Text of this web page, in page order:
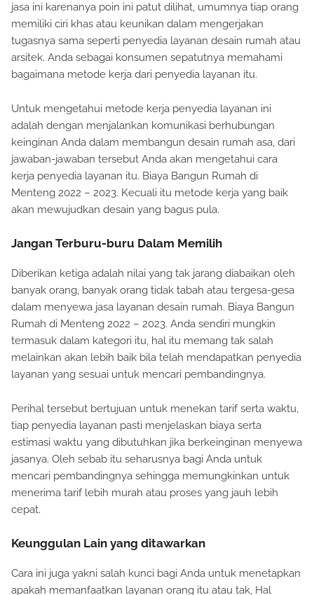
jasa ini karenanya poin ini patut dilihat, umumnya tiap orang
memiliki ciri khas atau keunikan dalam mengerjakan
tugasnya sama seperti penyedia layanan desain rumah atau
arsitek. Anda sebagai konsumen sepatutnya memahami
bagaimana metode kerja dari penyedia layanan itu.
Untuk mengetahui metode kerja penyedia layanan ini
adalah dengan menjalankan komunikasi berhubungan
keinginan Anda dalam membangun desain rumah asa, dari
jawaban-jawaban tersebut Anda akan mengetahui cara
kerja penyedia layanan itu. Biaya Bangun Rumah di
Menteng 2022 – 2023. Kecuali itu metode kerja yang baik
akan mewujudkan desain yang bagus pula.
Jangan Terburu-buru Dalam Memilih
Diberikan ketiga adalah nilai yang tak jarang diabaikan oleh
banyak orang, banyak orang tidak tabah atau tergesa-gesa
dalam menyewa jasa layanan desain rumah. Biaya Bangun
Rumah di Menteng 2022 – 2023. Anda sendiri mungkin
termasuk dalam kategori itu, hal itu memang tak salah
melainkan akan lebih baik bila telah mendapatkan penyedia
layanan yang sesuai untuk mencari pembandingnya.
Perihal tersebut bertujuan untuk menekan tarif serta waktu,
tiap penyedia layanan pasti menjelaskan biaya serta
estimasi waktu yang dibutuhkan jika berkeinginan menyewa
jasanya. Oleh sebab itu seharusnya bagi Anda untuk
mencari pembandingnya sehingga memungkinkan untuk
menerima tarif lebih murah atau proses yang jauh lebih
cepat.
Keunggulan Lain yang ditawarkan
Cara ini juga yakni salah kunci bagi Anda untuk menetapkan
apakah memanfaatkan layanan orang itu atau tak, Hal